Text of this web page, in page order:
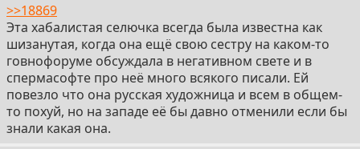
>>18869
Эта хабалистая селючка всегда была известна как
шизанутая, когда она ещё свою сестру на каком-то
говнофоруме обсуждала в негативном свете и в
спермасофте про неё много всякого писали. Ей
повезло что она русская художница и всем в общем-
то похуй, но на западе её бы давно отменили если бы
знали какая она.